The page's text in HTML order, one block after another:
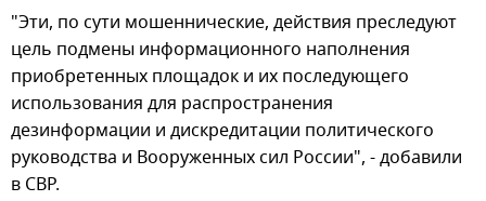
"Эти, по сути мошеннические, действия преследуют
цель подмены информационного наполнения
приобретенных площадок и их последующего
использования для распространения
дезинформации и дискредитации политического
руководства и Вооруженных сил России", - добавили
в СВР.